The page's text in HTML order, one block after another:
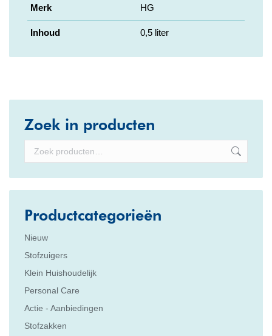
Merk HG
Inhoud 0,5 liter
Zoek in producten
Productcategorieën
Nieuw
Stofzuigers
Klein Huishoudelijk
Personal Care
Actie - Aanbiedingen
Stofzakken